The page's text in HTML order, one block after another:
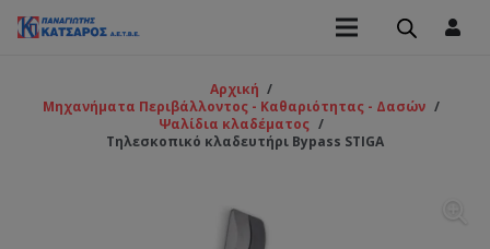
Αρχική /
Μηχανήματα Περιβάλλοντος - Καθαριότητας - Δασών /
Ψαλίδια κλαδέματος /
Τηλεσκοπικό κλαδευτήρι Bypass STIGA